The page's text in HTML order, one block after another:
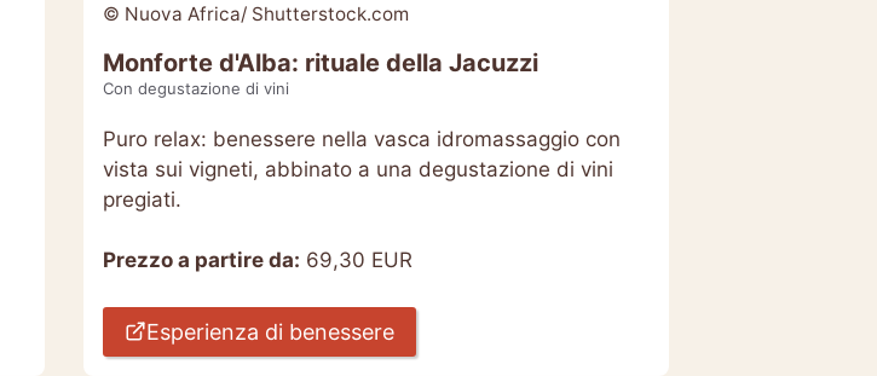
© Nuova Africa/ Shutterstock.com
Monforte d'Alba: rituale della Jacuzzi
Con degustazione di vini
Puro relax: benessere nella vasca idromassaggio con
vista sui vigneti, abbinato a una degustazione di vini
pregiati.
Prezzo a partire da: 69,30 EUR
Esperienza di benessere